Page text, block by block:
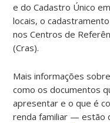
e do Cadastro Único
locais, o
nos Centros de
(Cras).
Mais informações
como os documentos
apresentar e o que é
renda familiar — estão